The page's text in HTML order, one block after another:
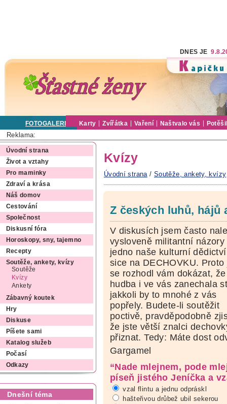
DNES JE
FOTOGALERIE Karty Zvířátka Vaření Naštvalo vás
Reklama:
Úvodní strana
Život a vztahy
Pro maminky
Zdraví a krása
Náš domov
Cestování
Společnost
Diskusní fóra
Horoskopy, sny, tajemno
Recepty
Soutěže, ankety, kvízy
Soutěže
Kvízy
Ankety
Zábavný koutek
Hry
Diskuse
Píšete sami
Katalog služeb
Počasí
Odkazy
Dnešní téma
Kvízy
Úvodní strana / Soutěže, ankety, kvízy
Z českých luhů, hájů
V diskusích jsem často
vysloveně militantní názory
jedno naše kulturní
sice na DECHOVKU. Proto
se rozhodl vám dokázat,
hudba i ve vás zanechala
jakkoli by to mnohé z vás
popřely. Budete-li soutěžit
poctivě, pravděpodobně
že jste větší znalci
přiznat. Tedy: Máte dost
Gargamel
“Nade mlejnem, pode
píseň jistého Jeníčka a
vzal flintu a jednu odpráskl
hašteřivou drůbež ubil sekerou